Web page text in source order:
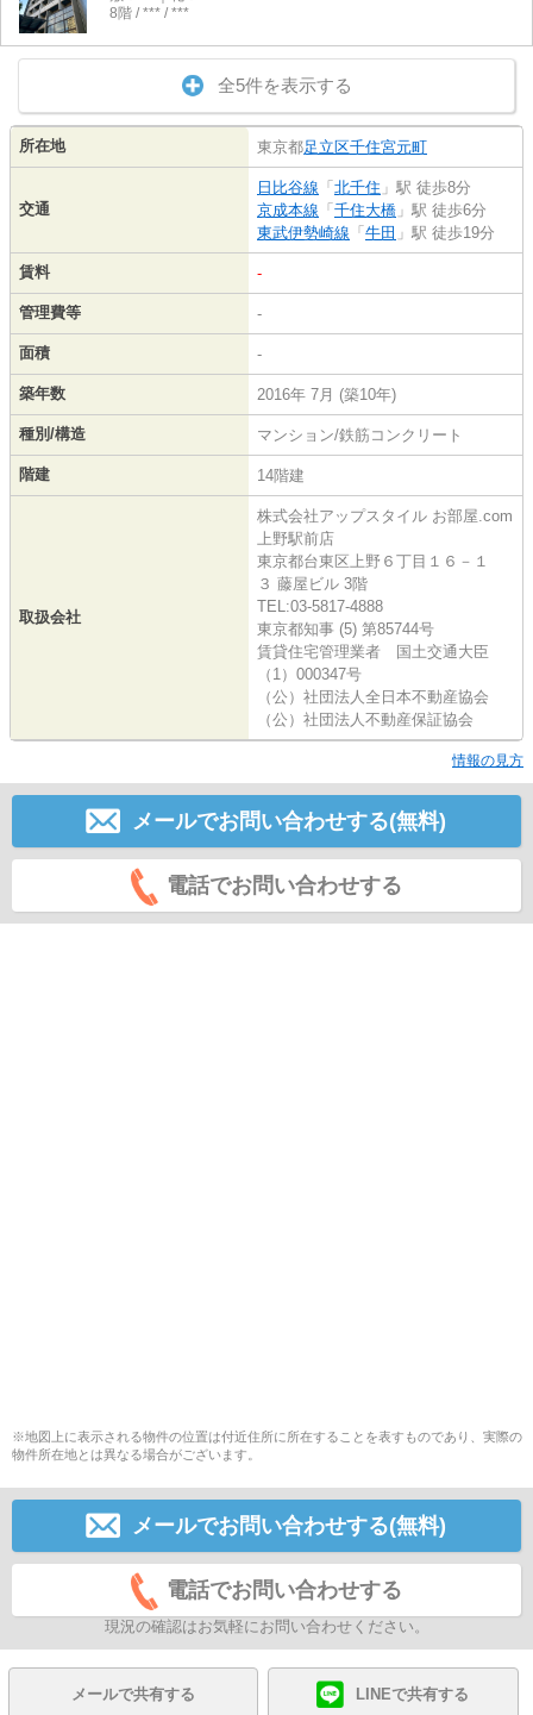
8階 / *** / ***
全5件を表示する
所在地 東京都足立区千住宮元町
交通
日比谷線 「 北千住 」駅 徒歩8分
京成本線 「 千住大橋 」駅 徒歩6分
東武伊勢崎線 「 牛田 」駅 徒歩19分
賃料 -
管理費等 -
面積 -
築年数 2016年 7月 (築10年)
種別/構造 マンション/鉄筋コンクリート
階建 14階建
取扱会社
株式会社アップスタイル お部屋.com
上野駅前店
東京都台東区上野６丁目１６－１
３ 藤屋ビル 3階
TEL:03-5817-4888
東京都知事 (5) 第85744号
賃貸住宅管理業者 国土交通大臣
（1）000347号
（公）社団法人全日本不動産協会
（公）社団法人不動産保証協会
情報の見方
メールでお問い合わせする(無料)
電話でお問い合わせする
※地図上に表示される物件の位置は付近住所に所在することを表すものであり、実際の
物件所在地とは異なる場合がございます。
メールでお問い合わせする(無料)
電話でお問い合わせする
現況の確認はお気軽にお問い合わせください。
メールで共有する LINEで共有する